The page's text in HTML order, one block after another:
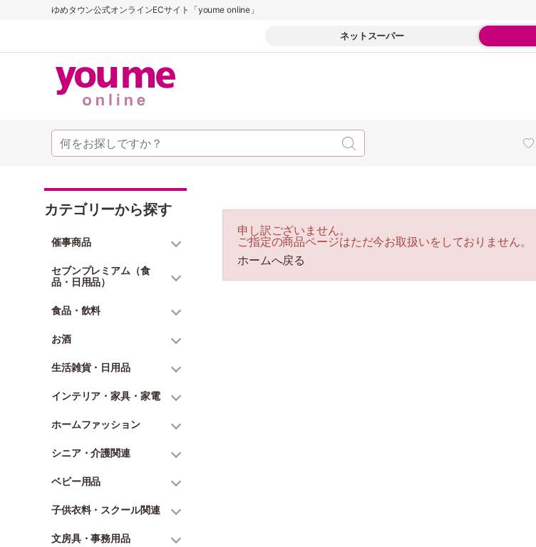
ゆめタウン公式オンラインECサイト「youme online」
ネットスーパー
カテゴリーから探す
催事商品
セブンプレミアム（食
品・日用品）
食品・飲料
お酒
生活雑貨・日用品
インテリア・家具・家電
ホームファッション
シニア・介護関連
ベビー用品
子供衣料・スクール関連
文房具・事務用品
申し訳ございません。
ご指定の商品ページはただ今お取扱いをしておりません。
ホームへ戻る